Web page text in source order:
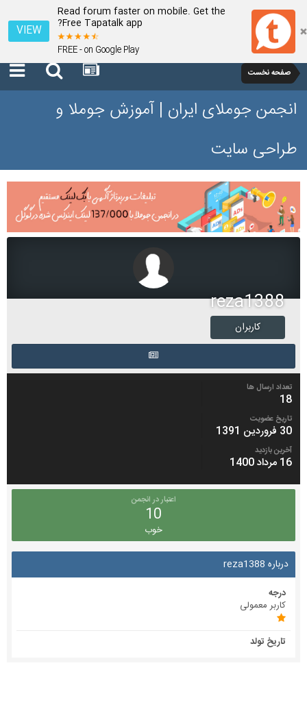
Read forum faster on mobile. Get the
Free Tapatalk app?
FREE - on Google Play
VIEW
صفحه نخست
انجمن جوملای ایران | آموزش جوملا و
طراحی سایت
reza1388
کاربران
تعداد ارسال ها
18
تاریخ عضویت
30 فروردین 1391
آخرین بازدید
16 مرداد 1400
اعتبار در انجمن
10
خوب
درباره reza1388
درجه
کاربر معمولی
تاریخ تولد